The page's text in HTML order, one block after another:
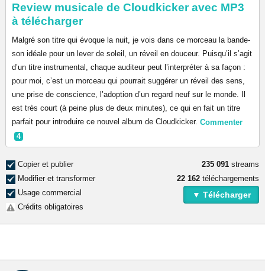
Review musicale de Cloudkicker avec MP3
à télécharger
Malgré son titre qui évoque la nuit, je vois dans ce morceau la bande-
son idéale pour un lever de soleil, un réveil en douceur. Puisqu’il s’agit
d’un titre instrumental, chaque auditeur peut l’interpréter à sa façon :
pour moi, c’est un morceau qui pourrait suggérer un réveil des sens,
une prise de conscience, l’adoption d’un regard neuf sur le monde. Il
est très court (à peine plus de deux minutes), ce qui en fait un titre
parfait pour introduire ce nouvel album de Cloudkicker. Commenter
4
Copier et publier
Modifier et transformer
Usage commercial
Crédits obligatoires
235 091 streams
22 162 téléchargements
▼ Télécharger